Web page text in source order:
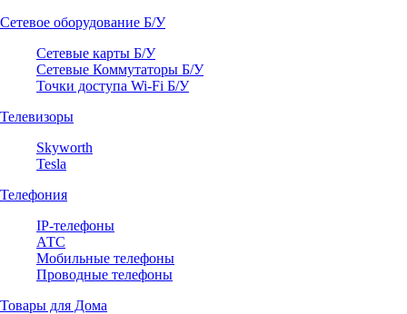
Сетевое оборудование Б/У
Сетевые карты Б/У
Сетевые Коммутаторы Б/У
Точки доступа Wi-Fi Б/У
Телевизоры
Skyworth
Tesla
Телефония
IP-телефоны
АТС
Мобильные телефоны
Проводные телефоны
Товары для Дома